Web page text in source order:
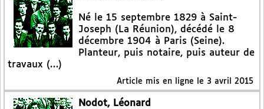
Né le 15 septembre 1829 à Saint-
Joseph (La Réunion), décédé le 8
décembre 1904 à Paris (Seine).
Planteur, puis notaire, puis auteur de
travaux (…)
Article mis en ligne le 3 avril 2015
Nodot, Léonard